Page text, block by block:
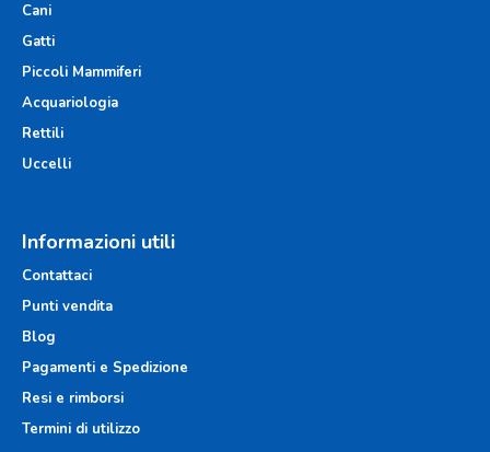
Cani
Gatti
Piccoli Mammiferi
Acquariologia
Rettili
Uccelli
Informazioni utili
Contattaci
Punti vendita
Blog
Pagamenti e Spedizione
Resi e rimborsi
Termini di utilizzo